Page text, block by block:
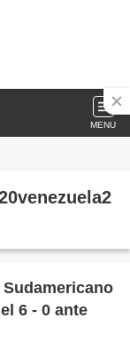
MENU
6 - 0 ante